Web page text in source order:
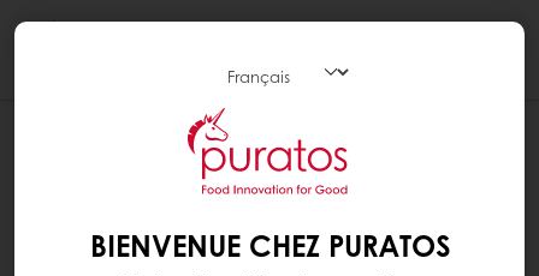
BIENVENUE CHEZ PURATOS